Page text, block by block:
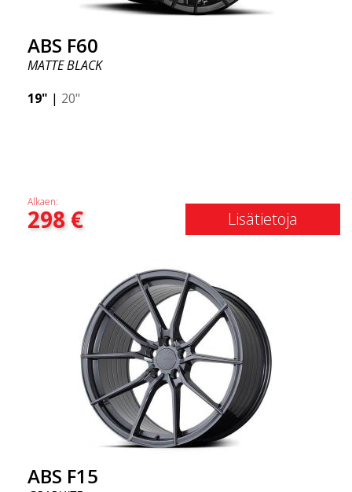
ABS F60
MATTE BLACK
19" | 20"
Alkaen:
298€ Lisätietoja
ABS F15